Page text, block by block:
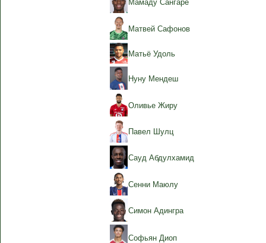
Мамаду Сангаре
Матвей Сафонов
Матьё Удоль
Нуну Мендеш
Оливье Жиру
Павел Шулц
Сауд Абдулхамид
Сенни Маюлу
Симон Адингра
Софьян Диоп